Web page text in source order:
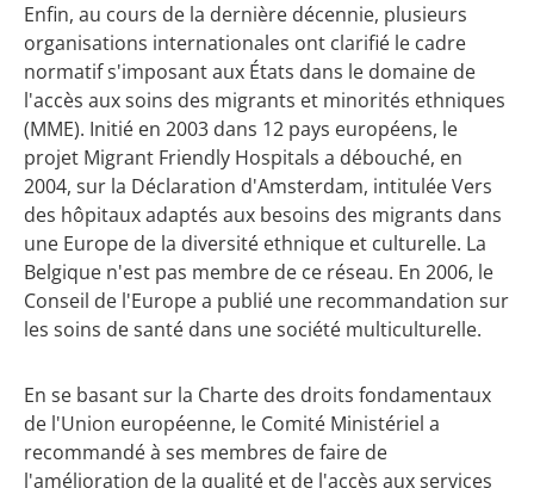
Enfin, au cours de la dernière décennie, plusieurs
organisations internationales ont clarifié le cadre
normatif s'imposant aux États dans le domaine de
l'accès aux soins des migrants et minorités ethniques
(MME). Initié en 2003 dans 12 pays européens, le
projet Migrant Friendly Hospitals a débouché, en
2004, sur la Déclaration d'Amsterdam, intitulée Vers
des hôpitaux adaptés aux besoins des migrants dans
une Europe de la diversité ethnique et culturelle. La
Belgique n'est pas membre de ce réseau. En 2006, le
Conseil de l'Europe a publié une recommandation sur
les soins de santé dans une société multiculturelle.
En se basant sur la Charte des droits fondamentaux
de l'Union européenne, le Comité Ministériel a
recommandé à ses membres de faire de
l'amélioration de la qualité et de l'accès aux services